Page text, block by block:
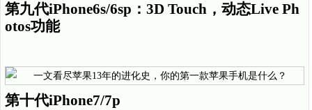
第九代iPhone6s/6sp：3D Touch，动态Live Ph
otos功能
第十代iPhone7/7p